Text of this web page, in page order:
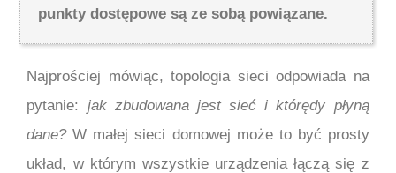
punkty dostępowe są ze sobą powiązane.
Najprościej mówiąc, topologia sieci odpowiada na
pytanie: jak zbudowana jest sieć i którędy płyną
dane?W małej sieci domowej może to być prosty
układ, w którym wszystkie urządzenia łączą się z